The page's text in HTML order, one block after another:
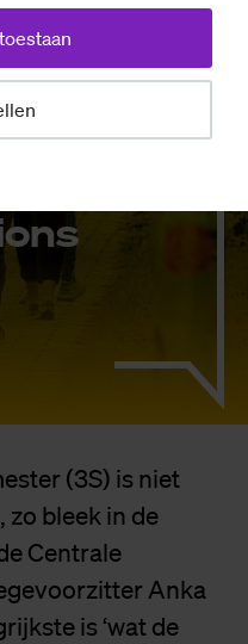
het
(3S) is niet
zo bleek in de
Centrale
Anka
is ‘wat de